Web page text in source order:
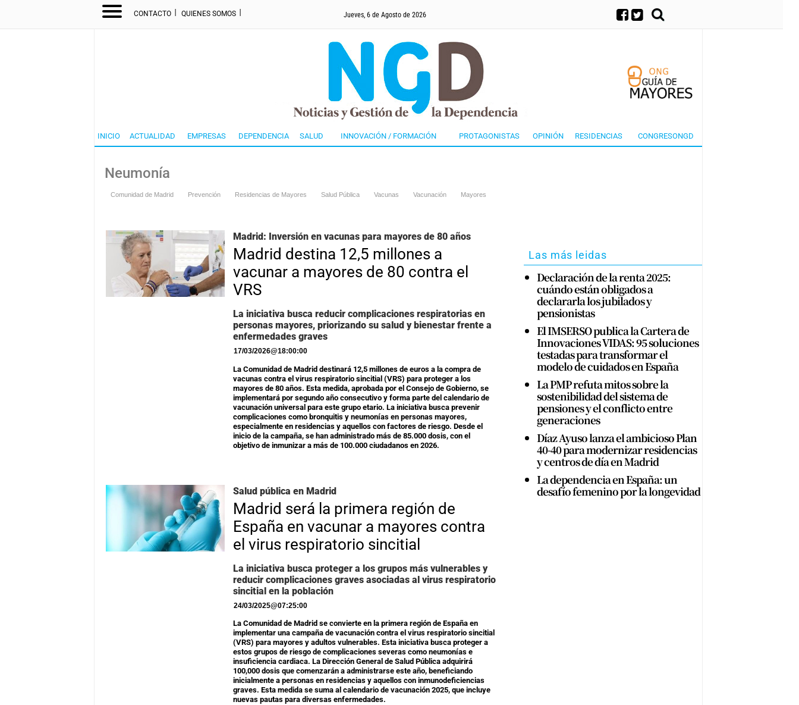
CONTACTO I QUIENES SOMOS I Jueves, 6 de Agosto de 2026
INICIO ACTUALIDAD EMPRESAS DEPENDENCIA SALUD INNOVACIÓN / FORMACIÓN PROTAGONISTAS OPINIÓN RESIDENCIAS CONGRESONGD
Neumonía
Comunidad de Madrid Prevención Residencias de Mayores Salud Pública Vacunas Vacunación Mayores
Madrid: Inversión en vacunas para mayores de 80 años
Madrid destina 12,5 millones a
vacunar a mayores de 80 contra el
VRS
La iniciativa busca reducir complicaciones respiratorias en
personas mayores, priorizando su salud y bienestar frente a
enfermedades graves
17/03/2026@18:00:00
La Comunidad de Madrid destinará 12,5 millones de euros a la compra de
vacunas contra el virus respiratorio sincitial (VRS) para proteger a los
mayores de 80 años. Esta medida, aprobada por el Consejo de Gobierno, se
implementará por segundo año consecutivo y forma parte del calendario de
vacunación universal para este grupo etario. La iniciativa busca prevenir
complicaciones como bronquitis y neumonías en personas mayores,
especialmente en residencias y aquellos con factores de riesgo. Desde el
inicio de la campaña, se han administrado más de 85.000 dosis, con el
objetivo de inmunizar a más de 100.000 ciudadanos en 2026.
Salud pública en Madrid
Madrid será la primera región de
España en vacunar a mayores contra
el virus respiratorio sincitial
La iniciativa busca proteger a los grupos más vulnerables y
reducir complicaciones graves asociadas al virus respiratorio
sincitial en la población
24/03/2025@07:25:00
La Comunidad de Madrid se convierte en la primera región de España en
implementar una campaña de vacunación contra el virus respiratorio sincitial
(VRS) para mayores y adultos vulnerables. Esta iniciativa busca proteger a
estos grupos de riesgo de complicaciones severas como neumonías e
insuficiencia cardiaca. La Dirección General de Salud Pública adquirirá
100,000 dosis que comenzarán a administrarse este año, beneficiando
inicialmente a personas en residencias y aquellos con inmunodeficiencias
graves. Esta medida se suma al calendario de vacunación 2025, que incluye
nuevas pautas para diversas enfermedades.
Las más leidas
Declaración de la renta 2025:
cuándo están obligados a
declararla los jubilados y
pensionistas
El IMSERSO publica la Cartera de
Innovaciones VIDAS: 95 soluciones
testadas para transformar el
modelo de cuidados en España
La PMP refuta mitos sobre la
sostenibilidad del sistema de
pensiones y el conflicto entre
generaciones
Díaz Ayuso lanza el ambicioso Plan
40-40 para modernizar residencias
y centros de día en Madrid
La dependencia en España: un
desafío femenino por la longevidad